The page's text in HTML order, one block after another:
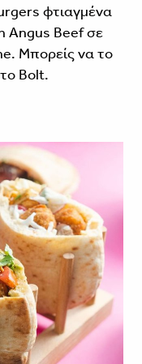
φτιαγμένα
Angus Beef σε
Μπορείς να το
Bolt.